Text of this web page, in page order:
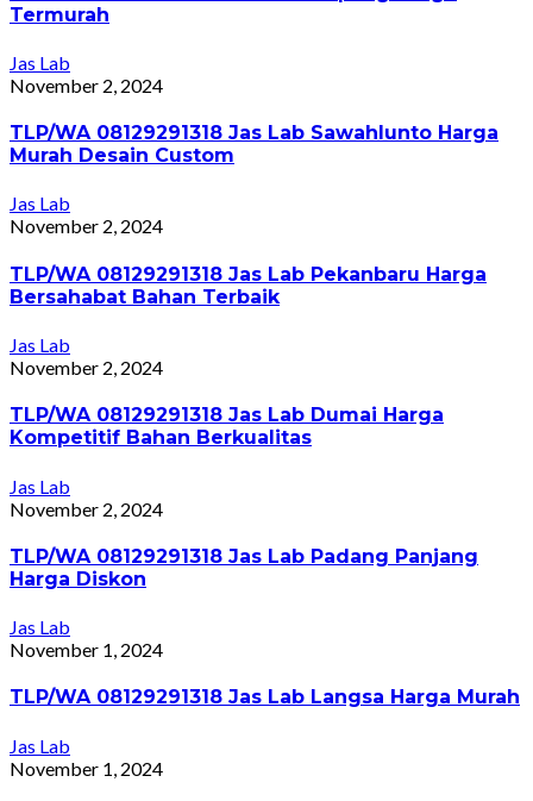
Termurah
Jas Lab
November 2, 2024
TLP/WA 08129291318 Jas Lab Sawahlunto Harga
Murah Desain Custom
Jas Lab
November 2, 2024
TLP/WA 08129291318 Jas Lab Pekanbaru Harga
Bersahabat Bahan Terbaik
Jas Lab
November 2, 2024
TLP/WA 08129291318 Jas Lab Dumai Harga
Kompetitif Bahan Berkualitas
Jas Lab
November 2, 2024
TLP/WA 08129291318 Jas Lab Padang Panjang
Harga Diskon
Jas Lab
November 1, 2024
TLP/WA 08129291318 Jas Lab Langsa Harga Murah
Jas Lab
November 1, 2024